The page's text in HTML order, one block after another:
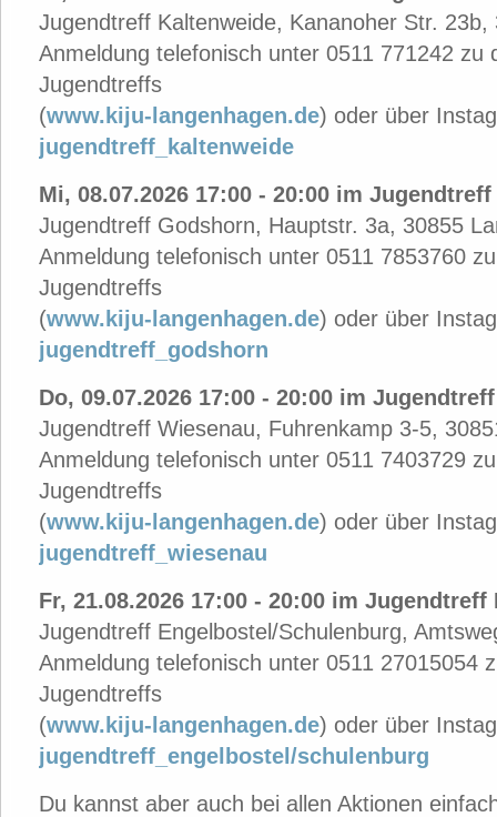
Jugendtreff Kaltenweide, Kananoher Str. 23b,
Anmeldung telefonisch unter 0511 771242 zu
Jugendtreffs
(www.kiju-langenhagen.de) oder über
jugendtreff_kaltenweide
Mi, 08.07.2026 17:00 - 20:00 im
Jugendtreff Godshorn, Hauptstr. 3a, 30855
Anmeldung telefonisch unter 0511 7853760
Jugendtreffs
(www.kiju-langenhagen.de) oder über
jugendtreff_godshorn
Do, 09.07.2026 17:00 - 20:00 im
Jugendtreff Wiesenau, Fuhrenkamp 3-5,
Anmeldung telefonisch unter 0511 7403729
Jugendtreffs
(www.kiju-langenhagen.de) oder über
jugendtreff_wiesenau
Fr, 21.08.2026 17:00 - 20:00 im
Jugendtreff Engelbostel/Schulenburg,
Anmeldung telefonisch unter 0511 27015054
Jugendtreffs
(www.kiju-langenhagen.de) oder über
jugendtreff_engelbostel/schulenburg
Du kannst aber auch bei allen Aktionen